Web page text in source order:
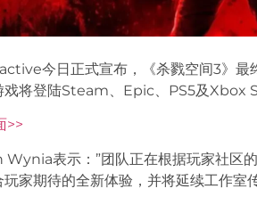
今日正式宣布，《杀戮空间3》最
戏将登陆Steam、Epic、PS5及Xbox
>>
表示：”团队正在根据玩家社区
家期待的全新体验，并将延续工作室